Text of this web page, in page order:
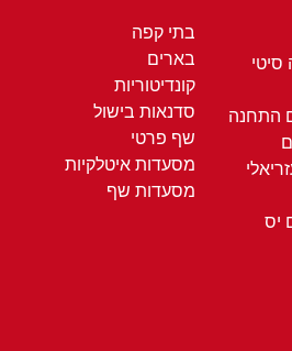
התחנה
יס
בתי קפה
בארים
קונדיטוריות
סדנאות בישול
שף פרטי
מסעדות איטלקיות
מסעדות שף